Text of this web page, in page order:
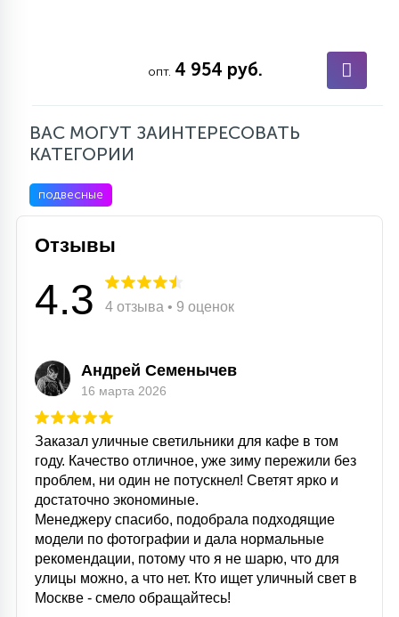
опт. 4 954 руб.
ВАС МОГУТ ЗАИНТЕРЕСОВАТЬ
КАТЕГОРИИ
подвесные
Отзывы
4.3 4 отзыва • 9 оценок
Андрей Семенычев
16 марта 2026
Заказал уличные светильники для кафе в том
году. Качество отличное, уже зиму пережили без
проблем, ни один не потускнел! Светят ярко и
достаточно экономиные.
Менеджеру спасибо, подобрала подходящие
модели по фотографии и дала нормальные
рекомендации, потому что я не шарю, что для
улицы можно, а что нет. Кто ищет уличный свет в
Москве - смело обращайтесь!